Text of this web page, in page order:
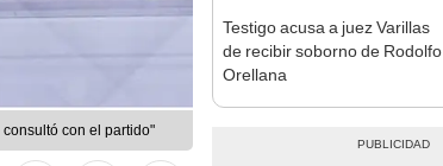
con el partido"
Chávez
Testigo acusa a juez Varillas
de recibir soborno de Rodolfo
Orellana